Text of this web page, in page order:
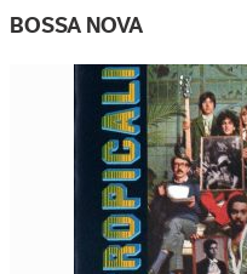
BOSSA NOVA